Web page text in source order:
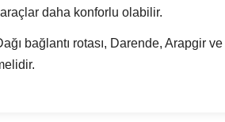
daha konforlu olabilir.
bağlantı rotası, Darende, Arapgir